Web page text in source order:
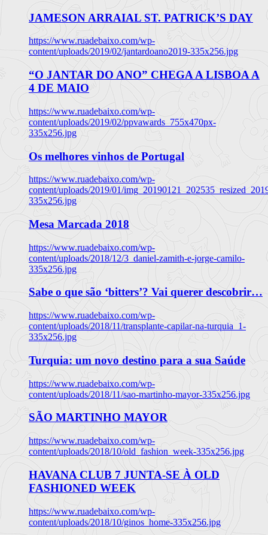
JAMESON ARRAIAL ST. PATRICK’S DAY
https://www.ruadebaixo.com/wp-
content/uploads/2019/02/jantardoano2019-335x256.jpg
“O JANTAR DO ANO” CHEGA A LISBOA A
4 DE MAIO
https://www.ruadebaixo.com/wp-
content/uploads/2019/02/ppvawards_755x470px-
335x256.jpg
Os melhores vinhos de Portugal
https://www.ruadebaixo.com/wp-
content/uploads/2019/01/
335x256.jpg
Mesa Marcada 2018
https://www.ruadebaixo.com/wp-
content/uploads/2018/12/3_daniel-zamith-e-jorge-camilo-
335x256.jpg
Sabe o que são ‘bitters’? Vai querer descobrir…
https://www.ruadebaixo.com/wp-
content/uploads/2018/11/transplante-capilar-na-turquia_1-
335x256.jpg
Turquia: um novo destino para a sua Saúde
https://www.ruadebaixo.com/wp-
content/uploads/2018/11/sao-martinho-mayor-335x256.jpg
SÃO MARTINHO MAYOR
https://www.ruadebaixo.com/wp-
content/uploads/2018/10/old_fashion_week-335x256.jpg
HAVANA CLUB 7 JUNTA-SE À OLD
FASHIONED WEEK
https://www.ruadebaixo.com/wp-
content/uploads/2018/10/ginos_home-335x256.jpg